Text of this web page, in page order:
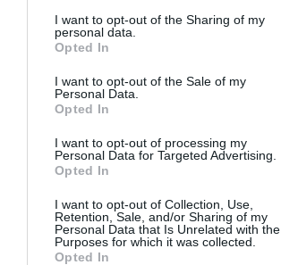
I want to opt-out of the Sharing of my
personal data.
Opted In
I want to opt-out of the Sale of my
Personal Data.
Opted In
I want to opt-out of processing my
Personal Data for Targeted Advertising.
Opted In
I want to opt-out of Collection, Use,
Retention, Sale, and/or Sharing of my
Personal Data that Is Unrelated with the
Purposes for which it was collected.
Opted In